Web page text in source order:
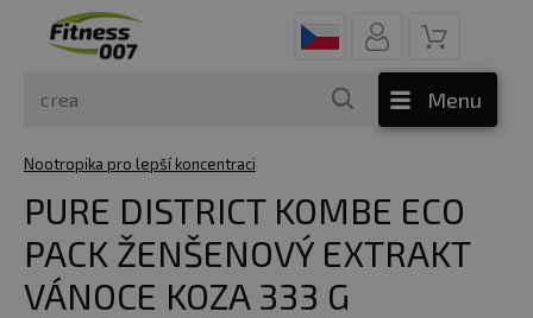
Menu
Nootropika pro lepší koncentraci
PURE DISTRICT KOMBE ECO
PACK ŽENŠENOVÝ EXTRAKT
VÁNOCE KOZA 333 G